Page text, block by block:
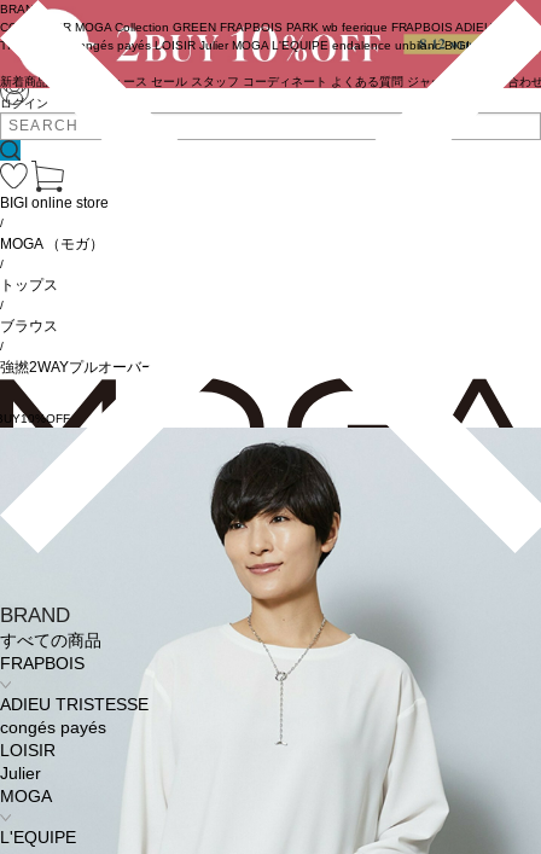
ログイン
BRAND
COUTURIER MOGA Collection GREEN FRAPBOIS PARK wb feerique FRAPBOIS ADIEU
TRISTESSE
congés payés LOISIR Julier MOGA L'EQUIPE endalence unbilanc BIGI online store
新着商品 ニュース セール スタッフ コーディネート よくある質問 ジャーナル お問い合わ
BRAND
すべての商品
FRAPBOIS
ADIEU TRISTESSE
congés payés
LOISIR
Julier
MOGA
L'EQUIPE
BIGI online store
/
MOGA （モガ）
/
トップス
/
ブラウス
/
強撚2WAYプルオーバーブラウス